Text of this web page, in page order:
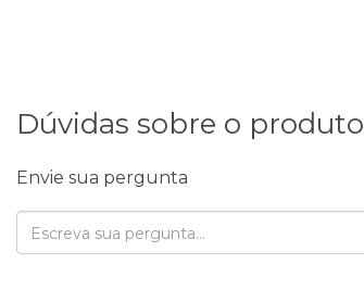
Dúvidas sobre o produto
Envie sua pergunta